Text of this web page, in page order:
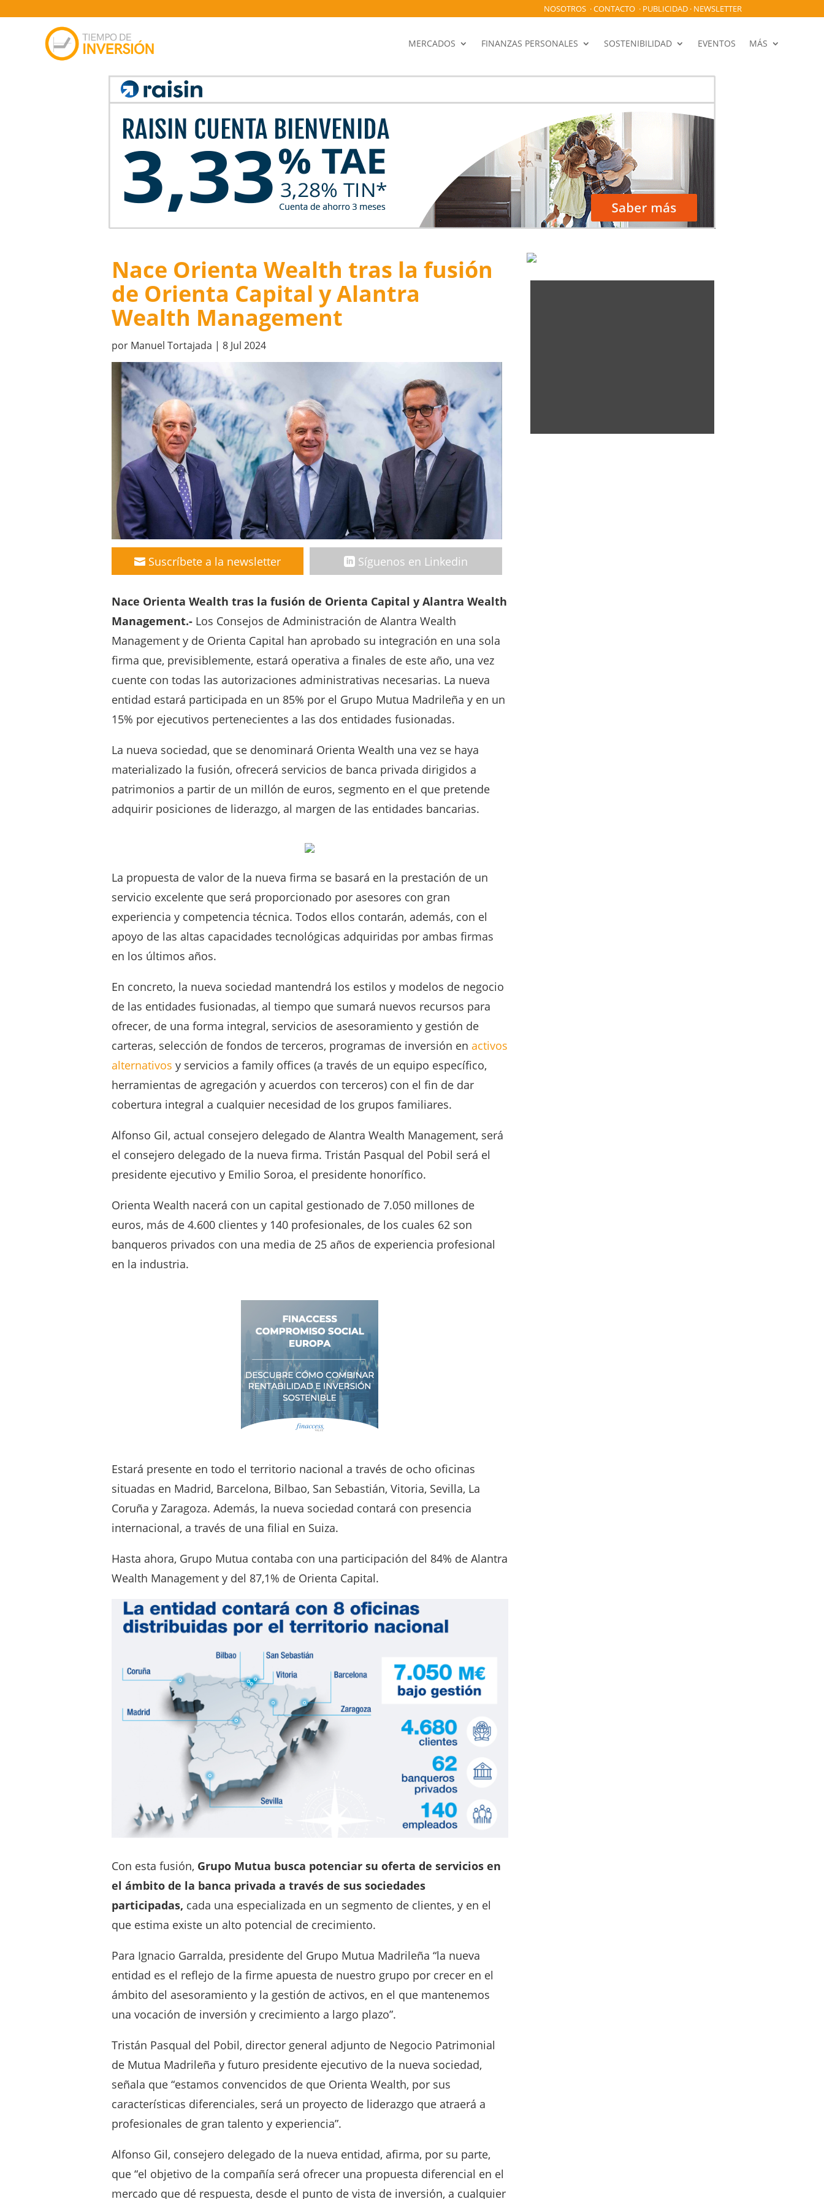
NOSOTROS·CONTACTO· PUBLICIDAD· NEWSLETTER
MERCADOS FINANZAS PERSONALES SOSTENIBILIDAD EVENTOS MÁS
Nace Orienta Wealth tras la fusión
de Orienta Capital y Alantra
Wealth Management
por Manuel Tortajada | 8 Jul 2024
Suscríbete a la newsletter Síguenos en Linkedin
Nace Orienta Wealth tras la fusión de Orienta Capital y Alantra Wealth
Management.- Los Consejos de Administración de Alantra Wealth
Management y de Orienta Capital han aprobado su integración en una sola
firma que, previsiblemente, estará operativa a finales de este año, una vez
cuente con todas las autorizaciones administrativas necesarias. La nueva
entidad estará participada en un 85% por el Grupo Mutua Madrileña y en un
15% por ejecutivos pertenecientes a las dos entidades fusionadas.
La nueva sociedad, que se denominará Orienta Wealth una vez se haya
materializado la fusión, ofrecerá servicios de banca privada dirigidos a
patrimonios a partir de un millón de euros, segmento en el que pretende
adquirir posiciones de liderazgo, al margen de las entidades bancarias.
La propuesta de valor de la nueva firma se basará en la prestación de un
servicio excelente que será proporcionado por asesores con gran
experiencia y competencia técnica. Todos ellos contarán, además, con el
apoyo de las altas capacidades tecnológicas adquiridas por ambas firmas
en los últimos años.
En concreto, la nueva sociedad mantendrá los estilos y modelos de negocio
de las entidades fusionadas, al tiempo que sumará nuevos recursos para
ofrecer, de una forma integral, servicios de asesoramiento y gestión de
carteras, selección de fondos de terceros, programas de inversión en activos
alternativos y servicios a family offices (a través de un equipo específico,
herramientas de agregación y acuerdos con terceros) con el fin de dar
cobertura integral a cualquier necesidad de los grupos familiares.
Alfonso Gil, actual consejero delegado de Alantra Wealth Management, será
el consejero delegado de la nueva firma. Tristán Pasqual del Pobil será el
presidente ejecutivo y Emilio Soroa, el presidente honorífico.
Orienta Wealth nacerá con un capital gestionado de 7.050 millones de
euros, más de 4.600 clientes y 140 profesionales, de los cuales 62 son
banqueros privados con una media de 25 años de experiencia profesional
en la industria.
Estará presente en todo el territorio nacional a través de ocho oficinas
situadas en Madrid, Barcelona, Bilbao, San Sebastián, Vitoria, Sevilla, La
Coruña y Zaragoza. Además, la nueva sociedad contará con presencia
internacional, a través de una filial en Suiza.
Hasta ahora, Grupo Mutua contaba con una participación del 84% de Alantra
Wealth Management y del 87,1% de Orienta Capital.
Con esta fusión, Grupo Mutua busca potenciar su oferta de servicios en
el ámbito de la banca privada a través de sus sociedades
participadas, cada una especializada en un segmento de clientes, y en el
que estima existe un alto potencial de crecimiento.
Para Ignacio Garralda, presidente del Grupo Mutua Madrileña “la nueva
entidad es el reflejo de la firme apuesta de nuestro grupo por crecer en el
ámbito del asesoramiento y la gestión de activos, en el que mantenemos
una vocación de inversión y crecimiento a largo plazo”.
Tristán Pasqual del Pobil, director general adjunto de Negocio Patrimonial
de Mutua Madrileña y futuro presidente ejecutivo de la nueva sociedad,
señala que “estamos convencidos de que Orienta Wealth, por sus
características diferenciales, será un proyecto de liderazgo que atraerá a
profesionales de gran talento y experiencia”.
Alfonso Gil, consejero delegado de la nueva entidad, afirma, por su parte,
que “el objetivo de la compañía será ofrecer una propuesta diferencial en el
mercado que dé respuesta, desde el punto de vista de inversión, a cualquier